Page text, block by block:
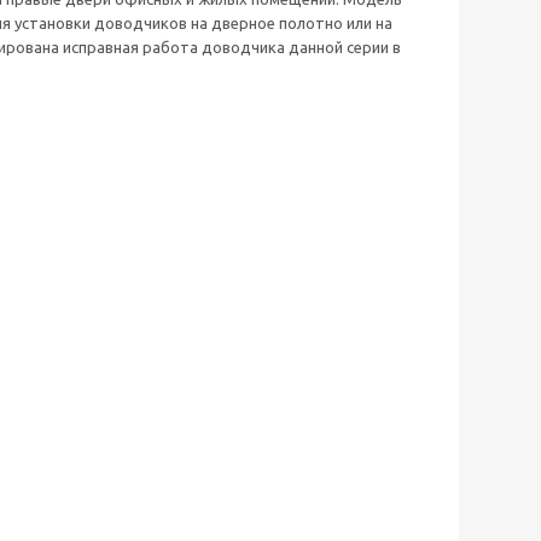
установки доводчиков на дверное полотно или на
исправная работа доводчика данной серии в